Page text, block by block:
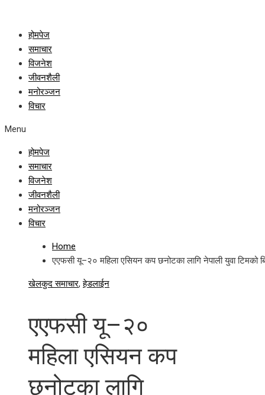
होमपेज
समाचार
विजनेश
जीवनशैली
मनोरञ्जन
विचार
Menu
होमपेज
समाचार
विजनेश
जीवनशैली
मनोरञ्जन
विचार
Home
एएफसी यू–२० महिला एसियन कप छनोटका लागि नेपाली युवा टिमको
खेलकुद समाचार,हेडलाईन
एएफसी यू–२०
महिला एसियन कप
छनोटका लागि